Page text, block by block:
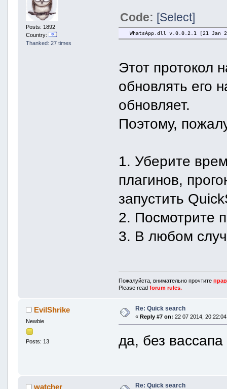
Posts: 1892
Country:
Thanked: 27 times
Code: [Select]
WhatsApp.dll v.0.0.2.1 [21 Jan
Этот протокол
обновлять его
обновляет.
Поэтому,
1. Уберите
плагинов,
запустить
2. Посмотрите
3. В любом
Пожалуйста, внимательно прочтите
Please readforum rules.
EvilShrike
Newbie
Posts: 13
Re: Quick search
« Reply #7 on: 22 07 2014,
да, без
watcher Re: Quick search